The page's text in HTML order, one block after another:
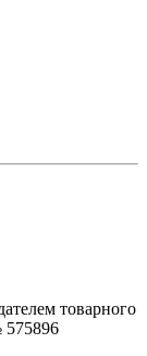
товарного
575896